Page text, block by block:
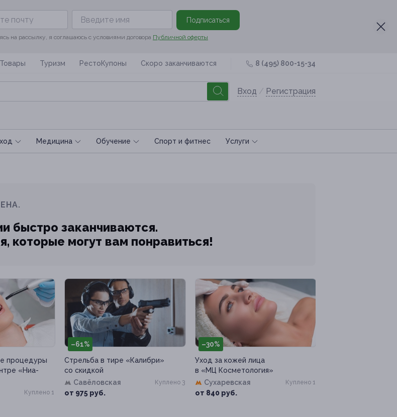
Подписаться
на рассылку, я соглашаюсь с условиями договора Публичной оферты
Товары Туризм РестоКупоны Скоро заканчиваются 8 (495) 800-15-34
Вход / Регистрация
Медицина Обучение Спoрт и фитнес Услуги
быстро заканчиваются.
которые могут вам понравиться!
процедуры
«Ниа-
Куплено 1
–61%
Стрельба в тире «Калибри»
со скидкой
Савёловская
от 975 руб.
Куплено 3
–30%
Уход за кожей лица
в «МЦ Косметология»
Сухаревская
от 840 руб.
Куплено 1